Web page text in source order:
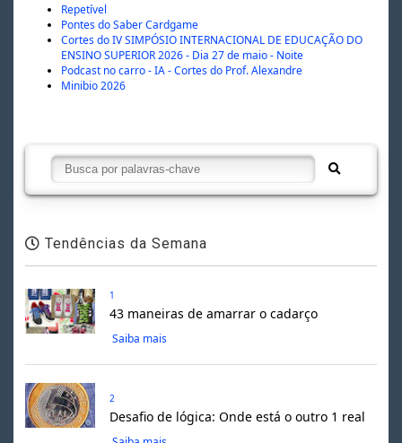
Repetível
Pontes do Saber Cardgame
Cortes do IV SIMPÓSIO INTERNACIONAL DE EDUCAÇÃO DO
ENSINO SUPERIOR 2026 - Dia 27 de maio - Noite
Podcast no carro - IA - Cortes do Prof. Alexandre
Minibio 2026
Tendências da Semana
1
43 maneiras de amarrar o cadarço
Saiba mais
2
Desafio de lógica: Onde está o outro 1 real